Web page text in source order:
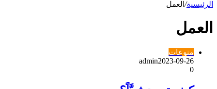
الرئيسية/ العمل
العمل
منوعات
admin2023-09-26
0